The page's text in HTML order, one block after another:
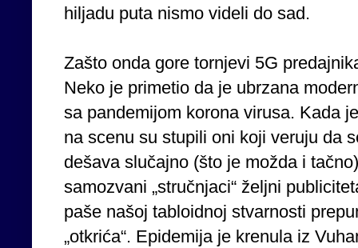
hiljadu puta nismo videli do sad.
Zašto onda gore tornjevi 5G
Neko je primetio da je ubrzana
sa pandemijom korona virusa. Kada
na scenu su stupili oni koji veruju da
dešava slučajno (što je možda i
samozvani „stručnjaci“ željni
paše našoj tabloidnoj stvarnosti
„otkrića“. Epidemija je krenula iz